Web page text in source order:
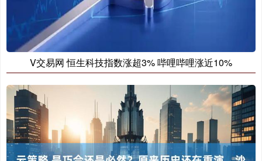
V交易网 恒生科技指数涨超3% 哔哩哔哩涨近10%